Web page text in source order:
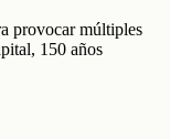
provocar múltiples
150 años